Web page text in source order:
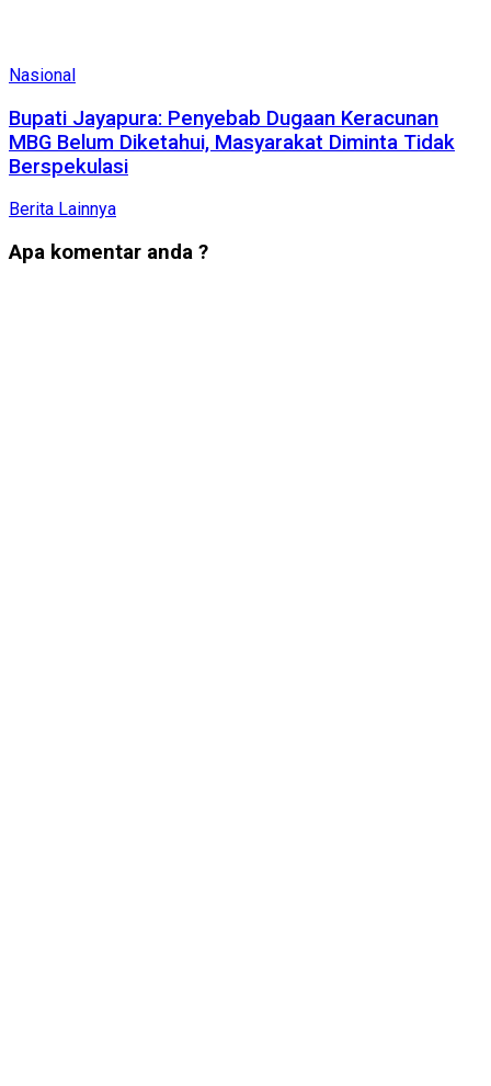
Nasional
Bupati Jayapura: Penyebab Dugaan Keracunan
MBG Belum Diketahui, Masyarakat Diminta Tidak
Berspekulasi
Berita Lainnya
Apa komentar anda ?